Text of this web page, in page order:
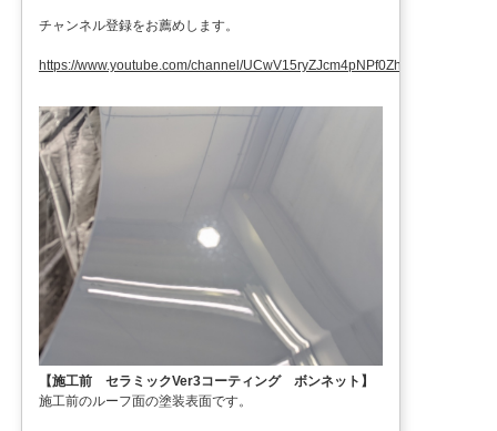
チャンネル登録をお薦めします。
https://www.youtube.com/channel/UCwV15ryZJcm4pNPf0ZhXu9g
【施工前 セラミックVer3コーティング ボンネット】
施工前のルーフ面の塗装表面です。